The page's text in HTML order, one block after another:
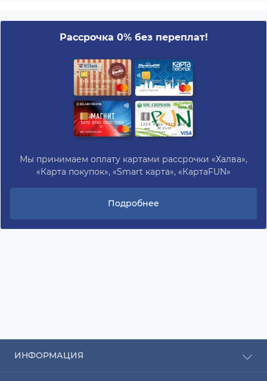
Рассрочка 0% без переплат!
Мы принимаем оплату картами рассрочки «Халва»,
«Карта покупок», «Smart карта», «КартаFUN»
Подробнее
ИНФОРМАЦИЯ